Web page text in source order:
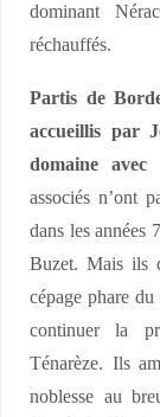
dominant
réchauffés.
Partis de
accueillis par
domaine avec
associés n’ont
dans les années
Buzet. Mais ils
cépage phare
continuer la
Ténarèze. Ils
noblesse au